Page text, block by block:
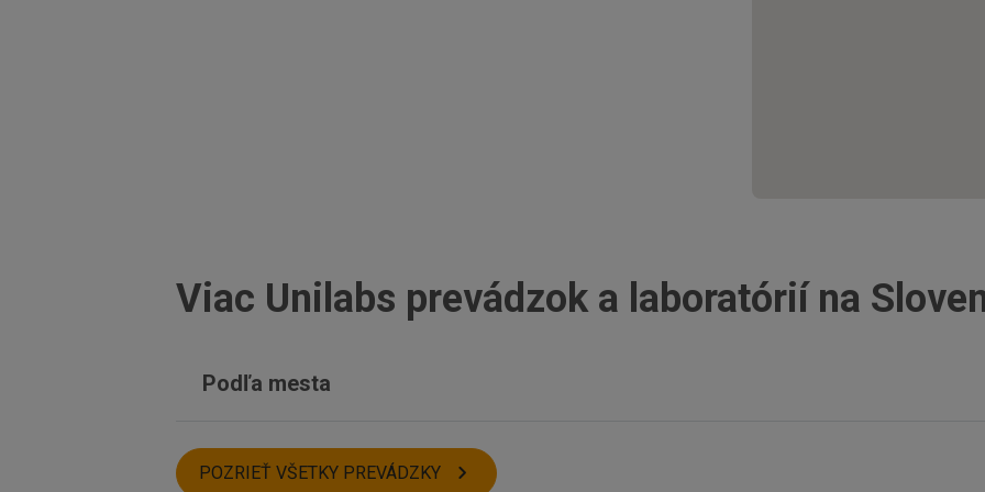
Viac Unilabs prevádzok a laboratórií na
Podľa mesta
Topoľčany
Svidník
POZRIEŤ VŠETKY PREVÁDZKY